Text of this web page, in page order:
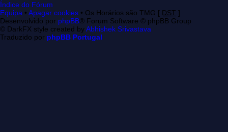
Índice do Fórum
Equipa • Apagar cookies • Os Horários são TMG [ DST ]
Desenvolvido por phpBB® Forum Software © phpBB Group
© DarkFX style created byAbhishek Srivastava
Traduzido por phpBB Portugal